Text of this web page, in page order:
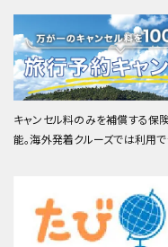
キャンセル料のみを補償する保
能。海外発着クルーズでは利用で